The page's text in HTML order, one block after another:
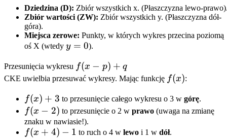
Dziedzina (D): Zbiór wszystkich x. (Płaszczyzna lewo-
Zbiór wartości (ZW): Zbiór wszystkich y. (Płaszczyzna dół-
góra).
Miejsca zerowe: Punkty, w których wykres przecina poziomą
oś X (wtedy y=0
y = 0).
Przesunięcia wykresu f(x-
p)
q
f(x − p) + q
CKE uwielbia przesuwać wykresy. Mając funkcję f(x)
f(x):
f(x)
+ 3
f(x) + 3 to przesunięcie całego wykresu o 3 w górę.
f(x
-
2)
f(x − 2) to przesunięcie o 2 w prawo(uwaga na zmianę
znaku w nawiasie!).
f(x
f(x + 4) − 1 to ruch o 4 wlewo i 1 wdół.